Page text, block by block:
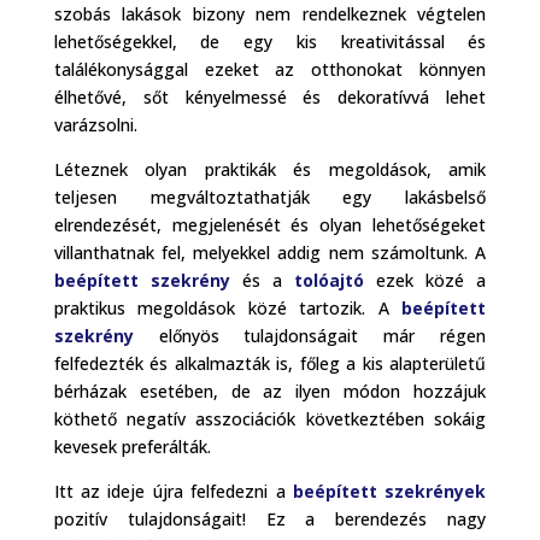
szobás lakások bizony nem rendelkeznek végtelen
lehetőségekkel, de egy kis kreativitással és
találékonysággal ezeket az otthonokat könnyen
élhetővé, sőt kényelmessé és dekoratívvá lehet
varázsolni.
Léteznek olyan praktikák és megoldások, amik
teljesen megváltoztathatják egy lakásbelső
elrendezését, megjelenését és olyan lehetőségeket
villanthatnak fel, melyekkel addig nem számoltunk. A
beépített szekrényés a tolóajtó ezek közé a
praktikus megoldások közé tartozik. A beépített
szekrényelőnyös tulajdonságait már régen
felfedezték és alkalmazták is, főleg a kis alapterületű
bérházak esetében, de az ilyen módon hozzájuk
köthető negatív asszociációk következtében sokáig
kevesek preferálták.
Itt az ideje újra felfedezni a beépített szekrények
pozitív tulajdonságait! Ez a berendezés nagy